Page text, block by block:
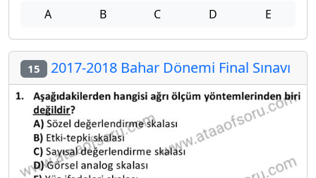
A B C D E
15 2017-2018 Bahar Dönemi Final Sınavı